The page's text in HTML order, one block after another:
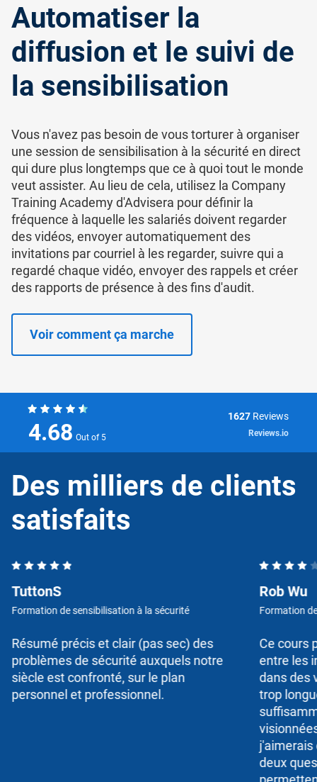
Automatiser la
diffusion et le suivi de
la sensibilisation
Vous n'avez pas besoin de vous torturer à organiser
une session de sensibilisation à la sécurité en direct
qui dure plus longtemps que ce à quoi tout le monde
veut assister. Au lieu de cela, utilisez la Company
Training Academy d'Advisera pour définir la
fréquence à laquelle les salariés doivent regarder
des vidéos, envoyer automatiquement des
invitations par courriel à les regarder, suivre qui a
regardé chaque vidéo, envoyer des rappels et créer
des rapports de présence à des fins d'audit.
Voir comment ça marche
4.68 Out of 5
1627 Reviews
Reviews.io
Des milliers de clients
satisfaits
TuttonS
Formation de sensibilisation à la sécurité
Résumé précis et clair (pas sec) des
problèmes de sécurité auxquels notre
siècle est confronté, sur le plan
personnel et professionnel.
Rob Wu
Formation
Ce cours
entre les
dans des
trop
j'aimerais
deux